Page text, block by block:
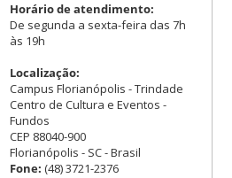
Horário de atendimento:
De segunda a sexta-feira das 7h
às 19h
Localização:
Campus Florianópolis - Trindade
Centro de Cultura e Eventos -
Fundos
CEP 88040-900
Florianópolis - SC - Brasil
Fone: (48) 3721-2376